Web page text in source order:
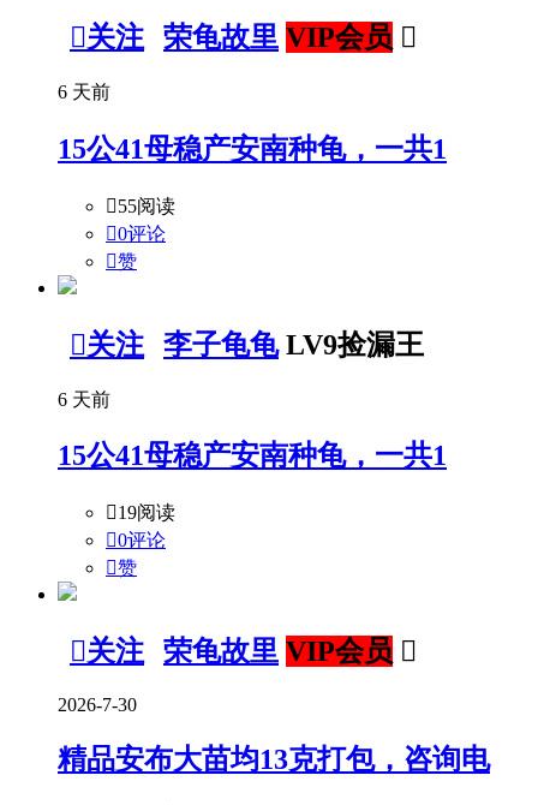
关注 荣龟故里 VIP会员 
6 天前
15公41母稳产安南种龟，一共1
55阅读
0评论
赞
关注 李子龟龟 LV9捡漏王
6 天前
15公41母稳产安南种龟，一共1
19阅读
0评论
赞
关注 荣龟故里 VIP会员 
2026-7-30
精品安布大苗均13克打包，咨询电